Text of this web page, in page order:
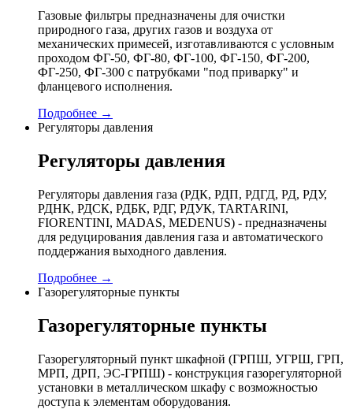
Газовые фильтры предназначены для очистки
природного газа, других газов и воздуха от
механических примесей, изготавливаются с условным
проходом ФГ-50, ФГ-80, ФГ-100, ФГ-150, ФГ-200,
ФГ-250, ФГ-300 с патрубками "под приварку" и
фланцевого исполнения.
Подробнее →
Регуляторы давления
Регуляторы давления
Регуляторы давления газа (РДК, РДП, РДГД, РД, РДУ,
РДНК, РДСК, РДБК, РДГ, РДУК, TARTARINI,
FIORENTINI, MADAS, MEDENUS) - предназначены
для редуцирования давления газа и автоматического
поддержания выходного давления.
Подробнее →
Газорегуляторные пункты
Газорегуляторные пункты
Газорегуляторный пункт шкафной (ГРПШ, УГРШ, ГРП,
МРП, ДРП, ЭС-ГРПШ) - конструкция газорегуляторной
установки в металлическом шкафу с возможностью
доступа к элементам оборудования.